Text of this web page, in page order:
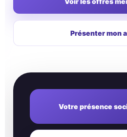
Présenter mon
Votre présence